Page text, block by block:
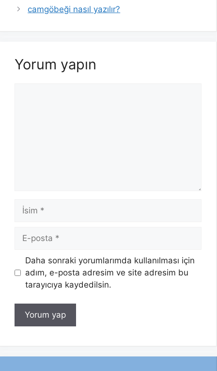
camgöbeği nasıl yazılır?
Yorum yapın
İsim
posta
Daha sonraki yorumlarımda kullanılması için
adım, e-posta adresim ve site adresim bu
tarayıcıya kaydedilsin.